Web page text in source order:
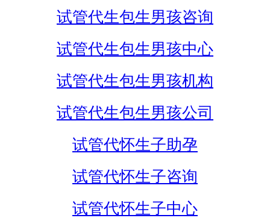
试管代生包生男孩咨询
试管代生包生男孩中心
试管代生包生男孩机构
试管代生包生男孩公司
试管代怀生子助孕
试管代怀生子咨询
试管代怀生子中心